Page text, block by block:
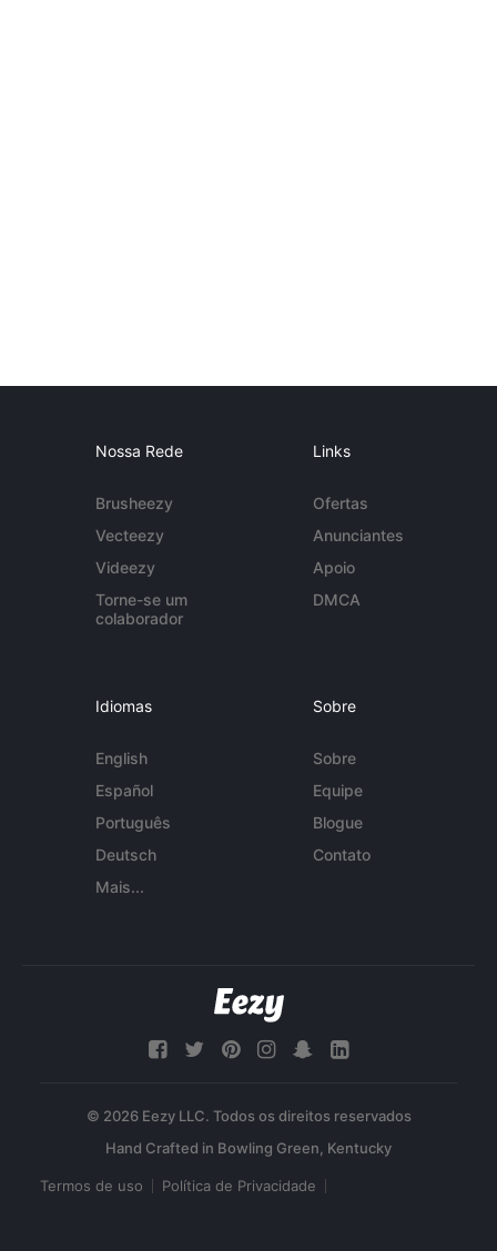
Nossa Rede
Brusheezy
Vecteezy
Videezy
Torne-se um
colaborador
Links
Ofertas
Anunciantes
Apoio
DMCA
Idiomas
English
Español
Português
Deutsch
Mais...
Sobre
Sobre
Equipe
Blogue
Contato
© 2026 Eezy LLC. Todos os direitos reservados
Termos de uso Política de Privacidade